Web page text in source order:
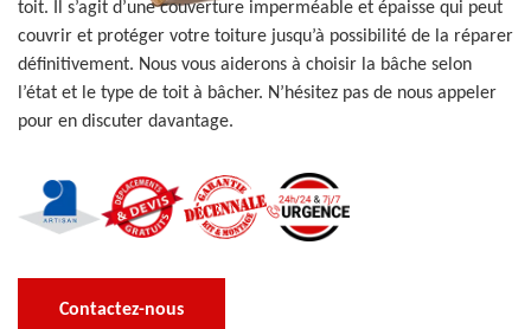
toit. Il s’agit d’une couverture imperméable et épaisse qui peut
couvrir et protéger votre toiture jusqu’à possibilité de la réparer
définitivement. Nous vous aiderons à choisir la bâche selon
l’état et le type de toit à bâcher. N’hésitez pas de nous appeler
pour en discuter davantage.
Contactez-nous